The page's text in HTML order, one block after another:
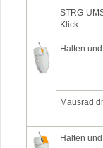
Werkzeugs "Auf Ziel
Werkzeugs "Auf Ziel
Werkzeugs
3D-Werkzeugs
Werkzeugs "Flug"
Werkzeugs "Orbitalflug"
Werkzeugs "Gehen"
3D-Werkzeugs
Ausdehnung eines
Klick
Halten
Mausrad
Halten